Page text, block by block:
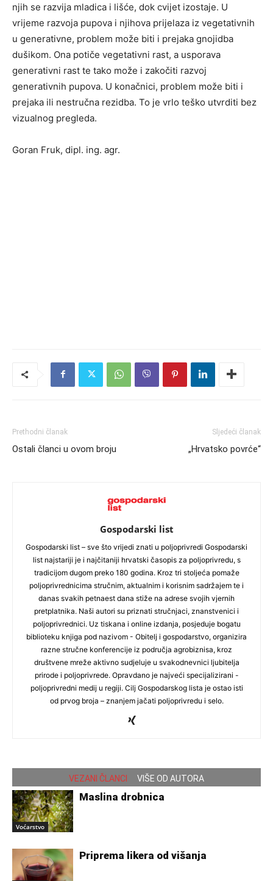
njih se razvija mladica i lišće, dok cvijet izostaje. U
vrijeme razvoja pupova i njihova prijelaza iz vegetativnih
u generativne, problem može biti i prejaka gnojidba
dušikom. Ona potiče vegetativni rast, a usporava
generativni rast te tako može i zakočiti razvoj
generativnih pupova. U konačnici, problem može biti i
prejaka ili nestručna rezidba. To je vrlo teško utvrditi bez
vizualnog pregleda.
Goran Fruk, dipl. ing. agr.
Prethodni članak
Ostali članci u ovom broju
Sljedeći članak
„Hrvatsko povrće“
Gospodarski list
Gospodarski list – sve što vrijedi znati u poljoprivredi Gospodarski
list najstariji je i najčitaniji hrvatski časopis za poljoprivredu, s
tradicijom dugom preko 180 godina. Kroz tri stoljeća pomaže
poljoprivrednicima stručnim, aktualnim i korisnim sadržajem te i
danas svakih petnaest dana stiže na adrese svojih vjernih
pretplatnika. Naši autori su priznati stručnjaci, znanstvenici i
poljoprivrednici. Uz tiskana i online izdanja, posjeduje bogatu
biblioteku knjiga pod nazivom - Obitelj i gospodarstvo, organizira
razne stručne konferencije iz područja agrobiznisa, kroz
društvene mreže aktivno sudjeluje u svakodnevnici ljubitelja
prirode i poljoprivrede. Opravdano je najveći specijalizirani -
poljoprivredni medij u regiji. Cilj Gospodarskog lista je ostao isti
od prvog broja – znanjem jačati poljoprivredu i selo.
VEZANI ČLANCI VIŠE OD AUTORA
Voćarstvo
Maslina drobnica
Priprema likera od višanja